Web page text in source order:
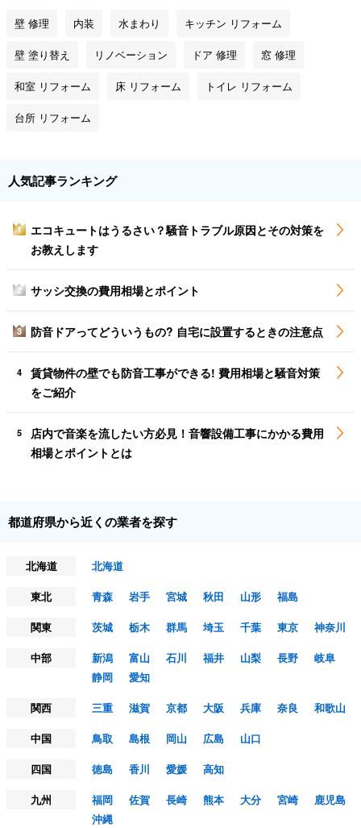
壁 修理 内装 水まわり キッチン リフォーム
壁 塗り替え リノベーション ドア 修理 窓 修理
和室 リフォーム 床 リフォーム トイレ リフォーム
台所 リフォーム
人気記事ランキング
1
エコキュートはうるさい？騒音トラブル原因とその対策を
お教えします
2 サッシ交換の費用相場とポイント
3 防音ドアってどういうもの? 自宅に設置するときの注意点
4
賃貸物件の壁でも防音工事ができる! 費用相場と騒音対策
をご紹介
5
店内で音楽を流したい方必見！音響設備工事にかかる費用
相場とポイントとは
都道府県から近くの業者を探す
北海道
北海道
東北
青森 岩手 宮城 秋田 山形
福島
関東
茨城 栃木 群馬 埼玉 千葉 東京
神奈川
中部
新潟 富山 石川 福井 山梨 長野
岐阜
静岡
愛知
関西
三重 滋賀 京都 大阪 兵庫 奈良
和歌山
中国
鳥取 島根 岡山 広島
山口
四国
徳島 香川 愛媛
高知
九州
福岡 佐賀 長崎 熊本 大分 宮崎
鹿児島
沖縄